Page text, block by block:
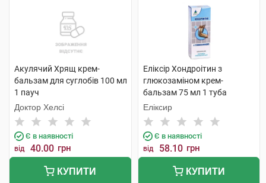
Акулячий Хрящ крем-
бальзам для суглобів 100 мл
1 пауч
Доктор Хелсі
Є в наявності
від 40.00 грн
КУПИТИ
Еліксір Хондроітин з
глюкозаміном крем-
бальзам 75 мл 1 туба
Еліксир
Є в наявності
від 58.10 грн
КУПИТИ